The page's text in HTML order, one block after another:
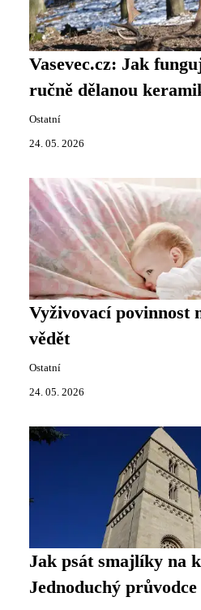
Vasevec.cz: Jak
ručně dělanou
Ostatní
24. 05. 2026
Vyživovací povinnost
vědět
Ostatní
24. 05. 2026
Jak psát smajlíky na
Jednoduchý průvodce